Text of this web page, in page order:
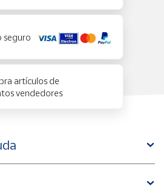
seguro
artículos de
vendedores